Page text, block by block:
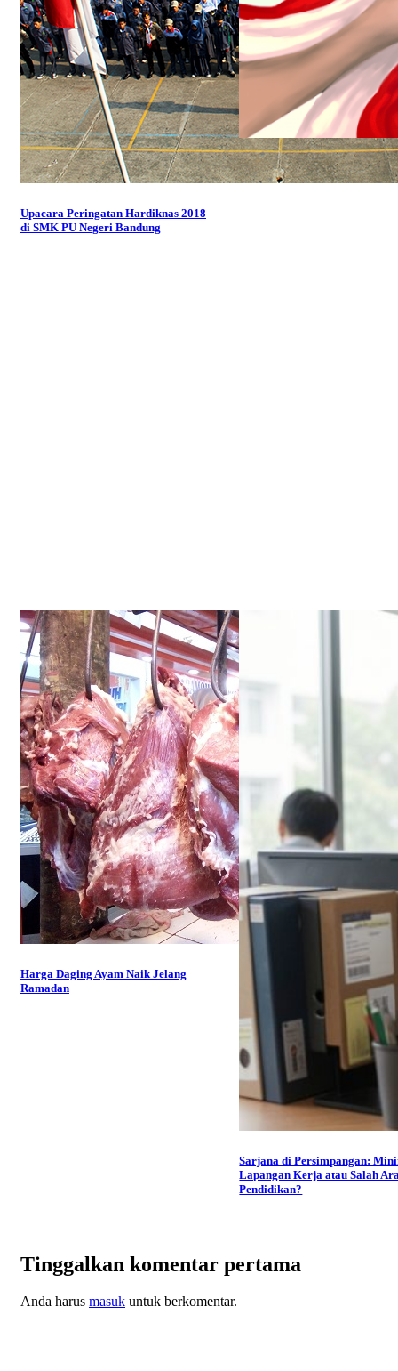
Upacara Peringatan Hardiknas 2018
di SMK PU Negeri Bandung
Harga Daging Ayam Naik Jelang
Ramadan
Sarjana di Persimpangan:
Lapangan Kerja atau Salah
Pendidikan?
Tinggalkan komentar pertama
Anda harus masuk untuk berkomentar.